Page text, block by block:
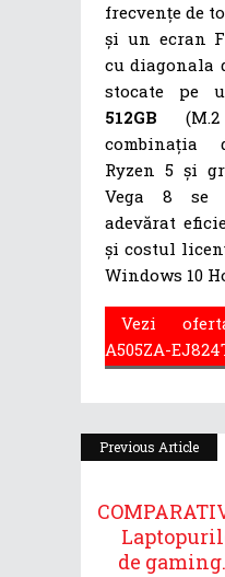
frecvențe de
și un ecran
cu diagonala
stocate pe
512GB
combinația
Ryzen 5 și
Vega 8 se
adevărat
și costul
Windows 10
Vezi
A505ZA-
Previous Article
de